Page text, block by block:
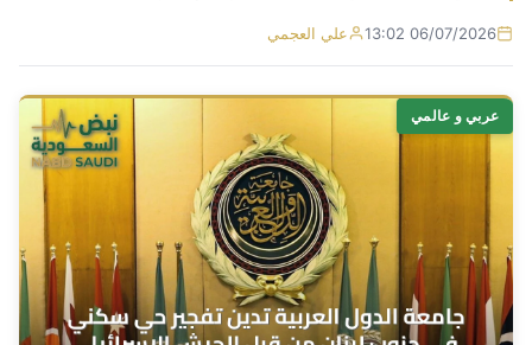
06/07/2026 13:02 علي العجمي
عربي و عالمي